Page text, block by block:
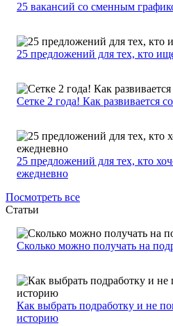
25 вакансий со сменным
25 предложений для тех, кто
Сетке 2 года! Как развивается
25 предложений для тех, кто
ежедневно
Посмотреть все
Статьи
Сколько можно получать на
Как выбрать подработку и не
историю